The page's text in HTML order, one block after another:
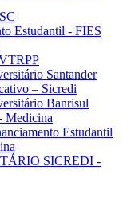
Estudantil - FIES
Santander
– Sicredi
Banrisul
Medicina
Estudantil
SICREDI -